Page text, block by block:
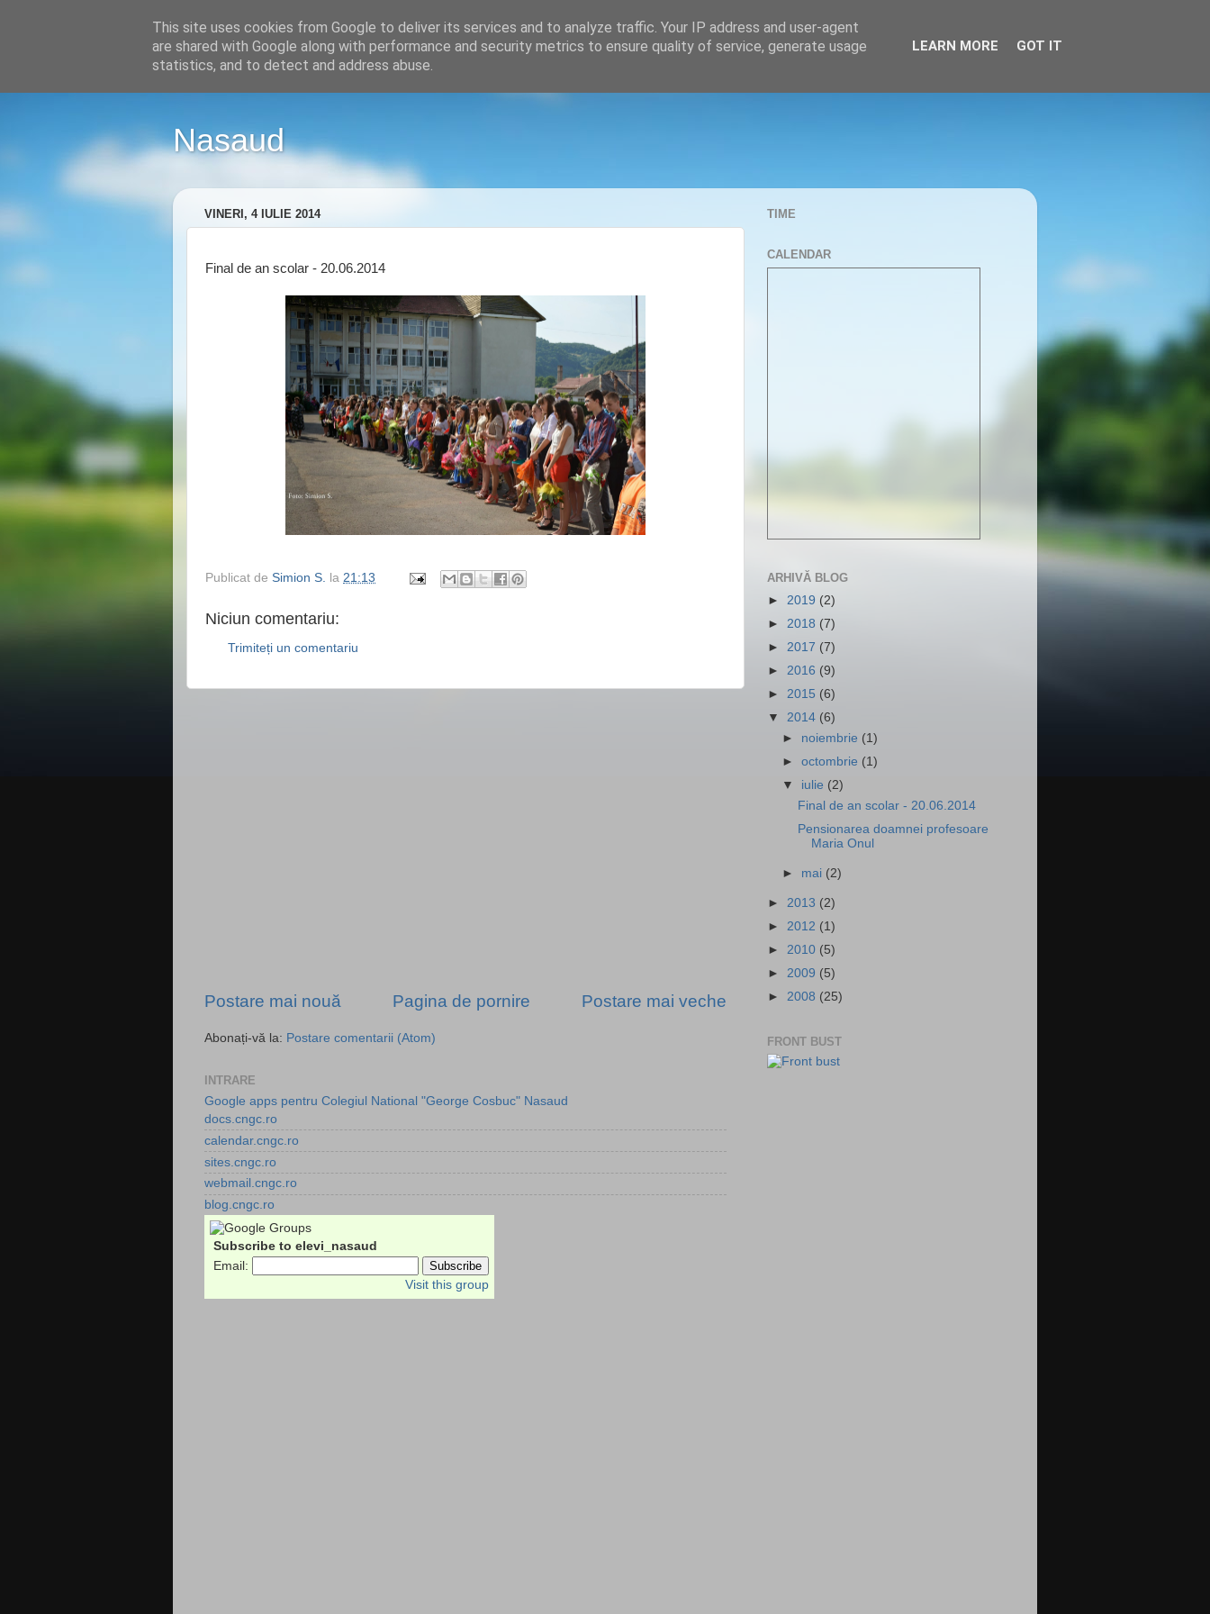
Nasaud
VINERI, 4 IULIE 2014
Final de an scolar - 20.06.2014
Publicat de Simion S. la 21:13
Niciun comentariu:
Trimiteți un comentariu
Postare mai nouă Postare mai veche
Pagina de pornire
Abonați-vă la: Postare comentarii (Atom)
INTRARE
Google apps pentru Colegiul National "George Cosbuc" Nasaud
docs.cngc.ro
calendar.cngc.ro
sites.cngc.ro
webmail.cngc.ro
blog.cngc.ro
Subscribe to elevi_nasaud
Email:
Visit this group
TIME
CALENDAR
ARHIVĂ BLOG
► 2019 (2)
► 2018 (7)
► 2017 (7)
► 2016 (9)
► 2015 (6)
▼ 2014 (6)
► noiembrie (1)
►octombrie (1)
▼ iulie (2)
Final de an scolar - 20.06.2014
Pensionarea doamnei profesoare
Maria Onul
► mai (2)
► 2013 (2)
► 2012 (1)
► 2010 (5)
► 2009 (5)
► 2008 (25)
FRONT BUST
This site uses cookies from Google to deliver its services and to analyze traffic. Your IP address and user-agent
are shared with Google along with performance and security metrics to ensure quality of service, generate usage
statistics, and to detect and address abuse.
LEARN MORE GOT IT